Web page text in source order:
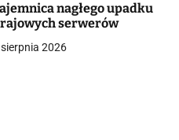
nagłego upadku
serwerów
2026